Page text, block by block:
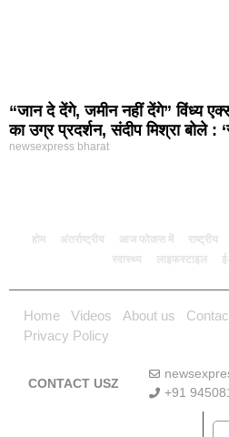
“जान दे देंगे, जमीन नहीं देंगे” विंध्य
का उग्र प्रदर्शन, संदीप मिश्रा बोले :
newsexpress bharat
होम अंतर्राष्ट्रीय आज फोकस में राष्ट्रीय
स्वास्थ्य
लाइफस्टाइल
Home Videos About us
Privacy Policy
CONTACT USZ
+91